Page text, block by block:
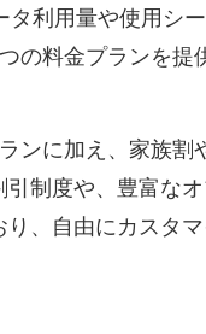
タ利用量や使用シ
の料金プランを提
ンに加え、家族割
引制度や、豊富な
り、自由にカスタ